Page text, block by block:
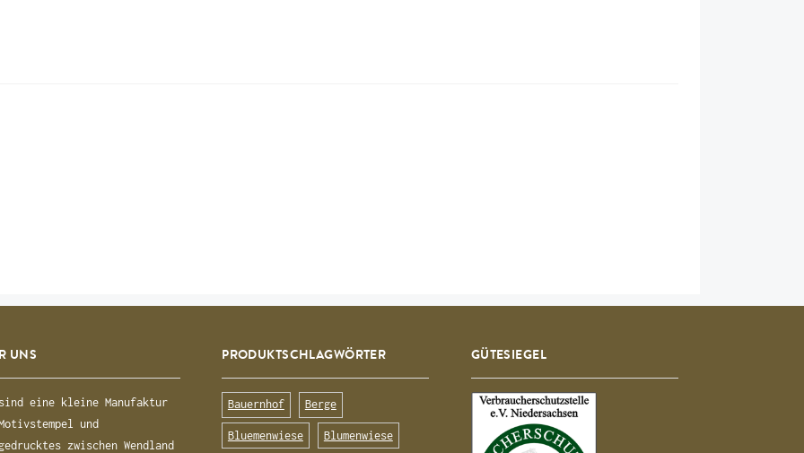
UNS
eine kleine Manufaktur
und
zwischen Wendland
PRODUKTSCHLAGWÖRTER
Bauernhof Berge
Bluemenwiese Blumenwiese
GÜTESIEGEL